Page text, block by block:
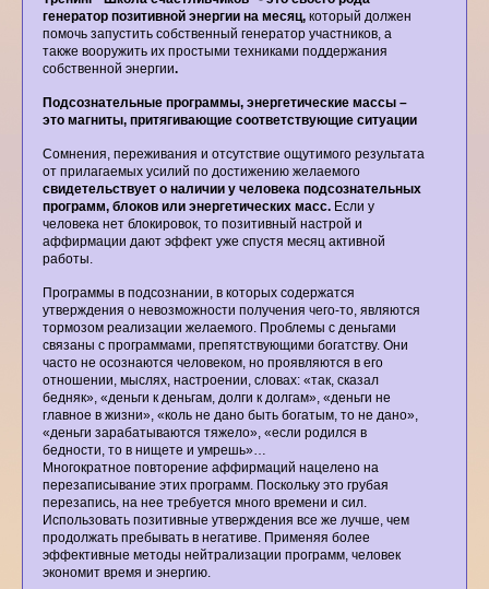
генератор позитивной энергии на месяц, который должен
помочь запустить собственный генератор участников, а
также вооружить их простыми техниками поддержания
собственной энергии.
Подсознательные программы, энергетические массы –
это магниты, притягивающие соответствующие ситуации
Сомнения, переживания и отсутствие ощутимого результата
от прилагаемых усилий по достижению желаемого
свидетельствует о наличии у человека подсознательных
программ, блоков или энергетических масс. Если у
человека нет блокировок, то позитивный настрой и
аффирмации дают эффект уже спустя месяц активной
работы.
Программы в подсознании, в которых содержатся
утверждения о невозможности получения чего-то, являются
тормозом реализации желаемого. Проблемы с деньгами
связаны с программами, препятствующими богатству. Они
часто не осознаются человеком, но проявляются в его
отношении, мыслях, настроении, словах: «так, сказал
бедняк», «деньги к деньгам, долги к долгам», «деньги не
главное в жизни», «коль не дано быть богатым, то не дано»,
«деньги зарабатываются тяжело», «если родился в
бедности, то в нищете и умрешь»…
Многократное повторение аффирмаций нацелено на
перезаписывание этих программ. Поскольку это грубая
перезапись, на нее требуется много времени и сил.
Использовать позитивные утверждения все же лучше, чем
продолжать пребывать в негативе. Применяя более
эффективные методы нейтрализации программ, человек
экономит время и энергию.